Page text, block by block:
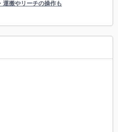
運搬やリーチの操作も